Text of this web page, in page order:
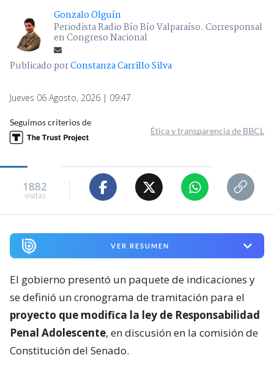
Gonzalo Olguín
Periodista Radio Bío Bío Valparaíso. Corresponsal
en Congreso Nacional
Publicado porConstanza Carrillo Silva
Jueves 06 Agosto, 2026 | 09:47
Seguimos criterios de
Ética y transparencia de BBCL
1882
visitas
VER RESUMEN
El gobierno presentó un paquete de indicaciones y
se definió un cronograma de tramitación para el
proyecto que modifica la ley de Responsabilidad
Penal Adolescente, en discusión en la comisión de
Constitución del Senado.